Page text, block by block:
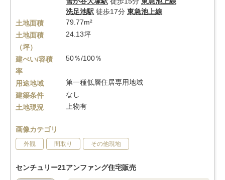
洗足池駅 徒歩17分 東急池上線
土地面積
79.77m²
土地面積
（坪）
24.13坪
建ぺい/容積
率
50％/100％
用途地域
第一種低層住居専用地域
建築条件
なし
土地現況
上物有
画像カテゴリ
外観 間取り その他現地
センチュリー21アンファング住宅販売